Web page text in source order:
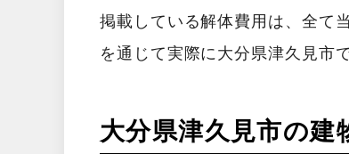
掲載している解体費用は、全て
を通じて実際に大分県津久見市
大分県津久見市の建